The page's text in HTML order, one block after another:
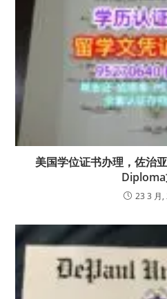
美国学位证书办理，佐治
23 3 月,